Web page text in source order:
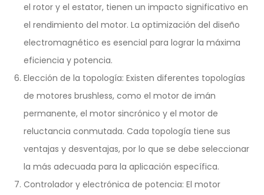
el rotor y el estator, tienen un impacto significativo en
el rendimiento del motor. La optimización del diseño
electromagnético es esencial para lograr la máxima
eficiencia y potencia.
Elección de la topología: Existen diferentes topologías
de motores brushless, como el motor de imán
permanente, el motor sincrónico y el motor de
reluctancia conmutada. Cada topología tiene sus
ventajas y desventajas, por lo que se debe seleccionar
la más adecuada para la aplicación específica.
Controlador y electrónica de potencia: El motor